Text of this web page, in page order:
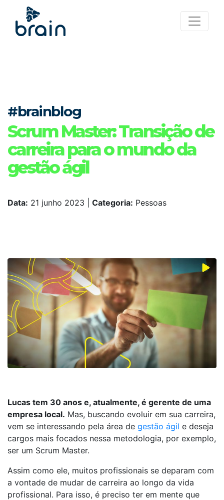
#brainblog
Scrum Master: Transição de
carreira para o mundo da
gestão ágil
Data: 21 junho 2023 Categoria: Pessoas
Lucas tem 30 anos e, atualmente, é gerente de uma
empresa local. Mas, buscando evoluir em sua carreira,
vem se interessando pela área de gestão ágil e deseja
cargos mais focados nessa metodologia, por exemplo,
ser um Scrum Master.
Assim como ele, muitos profissionais se deparam com
a vontade de mudar de carreira ao longo da vida
profissional. Para isso, é preciso ter em mente que